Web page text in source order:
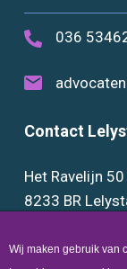
036
Contact
Het Ravelijn 50
8233 BR
0320